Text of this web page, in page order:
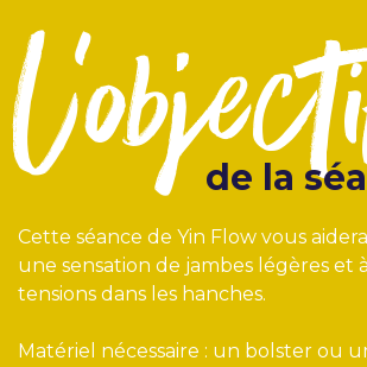
de la
Cette séance de Yin Flow vous
une sensation de jambes légères et
tensions dans les hanches.
Matériel nécessaire : un bolster ou